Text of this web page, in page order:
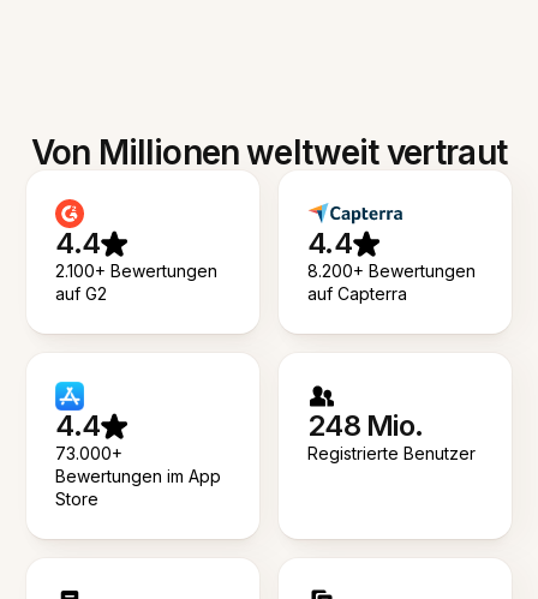
Von Millionen weltweit vertraut
4.4
2.100+ Bewertungen
auf G2
4.4
8.200+ Bewertungen
auf Capterra
4.4
73.000+
Bewertungen im App
Store
248 Mio.
Registrierte Benutzer